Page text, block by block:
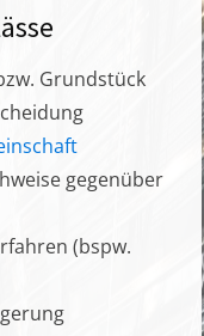
Grundstück
gegenüber
(bspw.